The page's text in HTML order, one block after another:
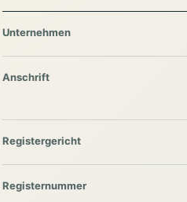
Unternehmen
Anschrift
Registergericht
Registernummer